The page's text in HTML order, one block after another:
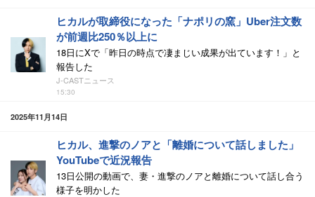
ヒカルが取締役になった「ナポリの窯」Uber注文数
が前週比250％以上に
18日にXで「昨日の時点で凄まじい成果が出ています！」と
報告した
J-CASTニュース
15:30
2025年11月14日
ヒカル、進撃のノアと「離婚について話しました」
YouTubeで近況報告
13日公開の動画で、妻・進撃のノアと離婚について話し合う
様子を明かした